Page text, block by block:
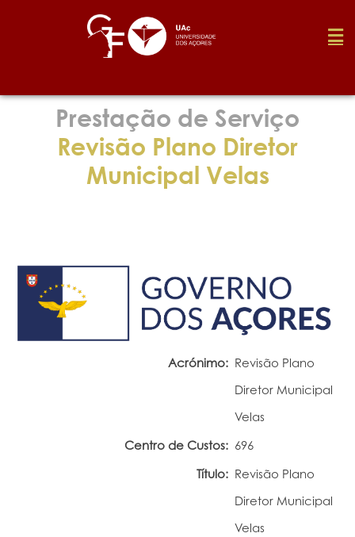
Fundação
Emprego
Prestação de Serviço
Revisão Plano Diretor
Municipal Velas
Acrónimo: Revisão Plano
Diretor Municipal
Velas
Centro de Custos: 696
Título: Revisão Plano
Diretor Municipal
Velas